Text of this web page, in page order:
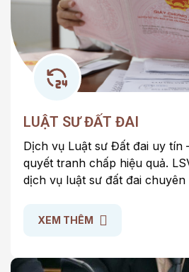
LUẬT SƯ ĐẤT ĐAI
Dịch vụ Luật sư Đất đai uy tín
quyết tranh chấp hiệu quả.
dịch vụ luật sư đất đai chuyên
lợi hợp pháp của bạn hiệu quả.
XEM THÊM